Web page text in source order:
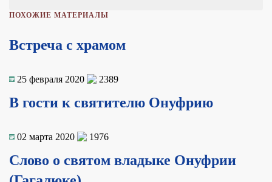
ПОХОЖИЕ МАТЕРИАЛЫ
Встреча с храмом
25 февраля 2020 2389
В гости к святителю Онуфрию
02 марта 2020 1976
Слово о святом владыке Онуфрии